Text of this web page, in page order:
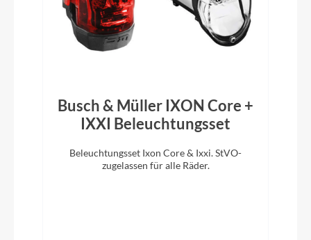
Rahmentyp
Shimano RS470, 12x142mm centerlock
Busch & Müller IXON Core +
IXXI Beleuchtungsset
Beleuchtungsset Ixon Core & Ixxi. StVO-
zugelassen für alle Räder.